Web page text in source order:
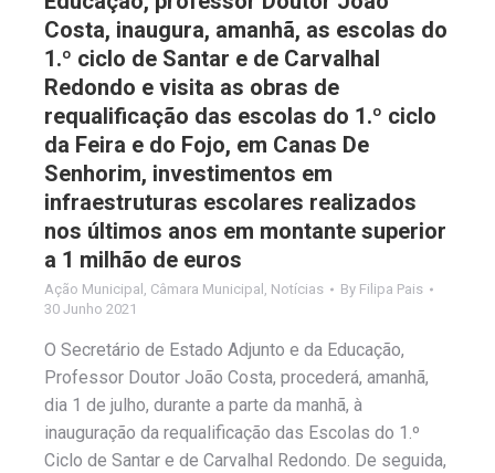
Costa, inaugura, amanhã, as escolas do
1.º ciclo de Santar e de Carvalhal
Redondo e visita as obras de
requalificação das escolas do 1.º ciclo
da Feira e do Fojo, em Canas De
Senhorim, investimentos em
infraestruturas escolares realizados
nos últimos anos em montante superior
a 1 milhão de euros
Ação Municipal , Câmara Municipal , Notícias By Filipa Pais
30 Junho 2021
O Secretário de Estado Adjunto e da Educação,
Professor Doutor João Costa, procederá, amanhã,
dia 1 de julho, durante a parte da manhã, à
inauguração da requalificação das Escolas do 1.º
Ciclo de Santar e de Carvalhal Redondo. De seguida,